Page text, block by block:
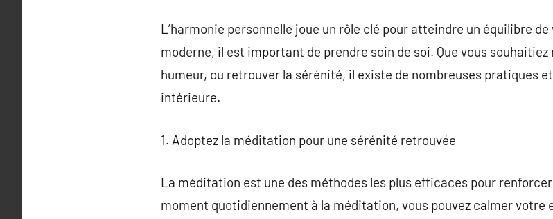
L’harmonie personnelle joue un rôle clé pour atteindre un équilibre
moderne, il est important de prendre soin de soi. Que vous
humeur, ou retrouver la sérénité, il existe de nombreuses pratiques
intérieure.
1. Adoptez la méditation pour une sérénité retrouvée
La méditation est une des méthodes les plus efficaces pour
moment quotidiennement à la méditation, vous pouvez calmer